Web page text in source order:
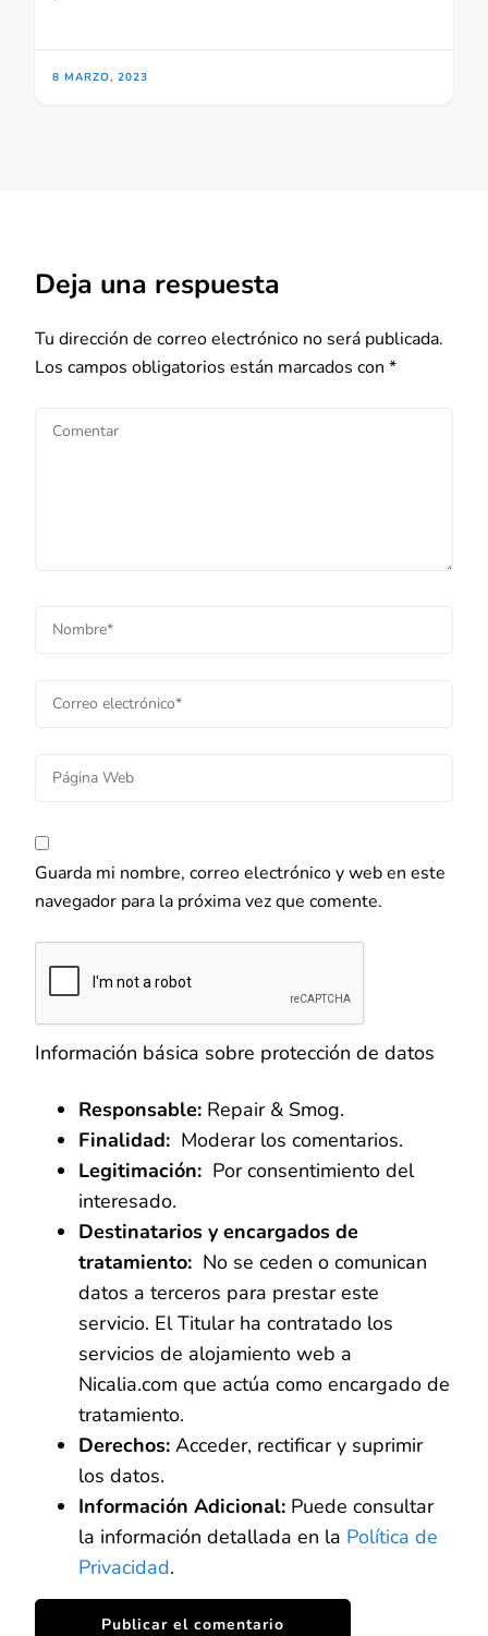
8 MARZO, 2023
Deja una respuesta
Tu dirección de correo electrónico no será publicada.
Los campos obligatorios están marcados con *
Guarda mi nombre, correo electrónico y web en este
navegador para la próxima vez que comente.
Información básica sobre protección de datos
Responsable: Repair & Smog.
Finalidad: Moderar los comentarios.
Legitimación: Por consentimiento del
interesado.
Destinatarios y encargados de
tratamiento: No se ceden o comunican
datos a terceros para prestar este
servicio. El Titular ha contratado los
servicios de alojamiento web a
Nicalia.com que actúa como encargado de
tratamiento.
Derechos: Acceder, rectificar y suprimir
los datos.
Información Adicional: Puede consultar
la información detallada en la Política de
Privacidad.